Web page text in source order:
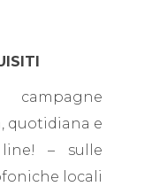
quotidiana e
– sulle
locali